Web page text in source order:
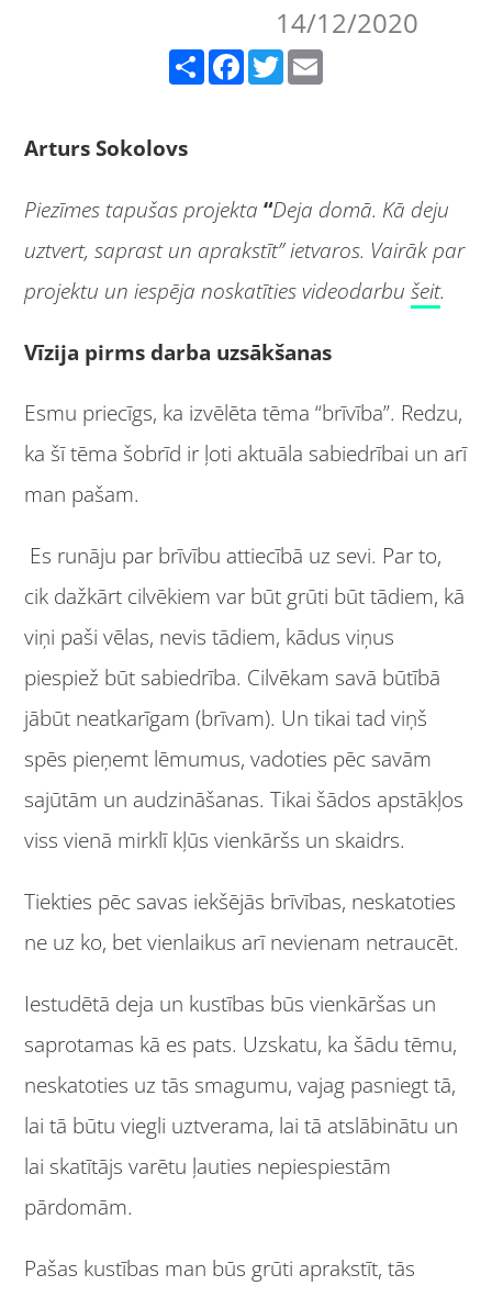
14/12/2020
Facebook Twitter
Arturs Sokolovs
Piezīmes tapušas projekta“Deja domā. Kā deju
uztvert, saprast un aprakstīt” ietvaros. Vairāk par
projektu un iespēja noskatīties videodarbu šeit.
Vīzija pirms darba uzsākšanas
Esmu priecīgs, ka izvēlēta tēma “brīvība”. Redzu,
ka šī tēma šobrīd ir ļoti aktuāla sabiedrībai un arī
man pašam.
Es runāju par brīvību attiecībā uz sevi. Par to,
cik dažkārt cilvēkiem var būt grūti būt tādiem, kā
viņi paši vēlas, nevis tādiem, kādus viņus
piespiež būt sabiedrība. Cilvēkam savā būtībā
jābūt neatkarīgam (brīvam). Un tikai tad viņš
spēs pieņemt lēmumus, vadoties pēc savām
sajūtām un audzināšanas. Tikai šādos apstākļos
viss vienā mirklī kļūs vienkāršs un skaidrs.
Tiekties pēc savas iekšējās brīvības, neskatoties
ne uz ko, bet vienlaikus arī nevienam netraucēt.
Iestudētā deja un kustības būs vienkāršas un
saprotamas kā es pats. Uzskatu, ka šādu tēmu,
neskatoties uz tās smagumu, vajag pasniegt tā,
lai tā būtu viegli uztverama, lai tā atslābinātu un
lai skatītājs varētu ļauties nepiespiestām
pārdomām.
Pašas kustības man būs grūti aprakstīt, tās